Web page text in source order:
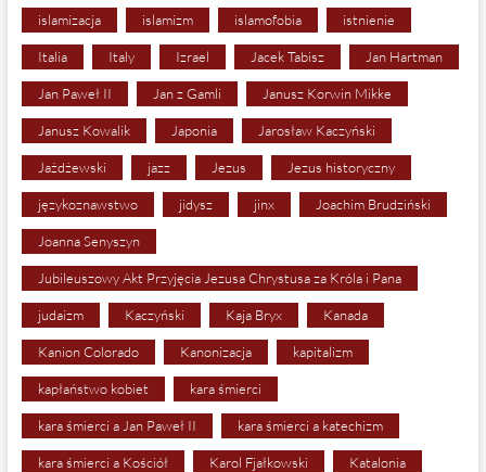
islamizacja islamizm islamofobia istnienie
Italia Italy Izrael Jacek Tabisz Jan Hartman
Jan Paweł II Jan z Gamli Janusz Korwin Mikke
Janusz Kowalik Japonia Jarosław Kaczyński
Jażdżewski jazz Jezus Jezus historyczny
językoznawstwo jidysz jinx Joachim Brudziński
Joanna Senyszyn
Jubileuszowy Akt Przyjęcia Jezusa Chrystusa za Króla i Pana
judaizm Kaczyński Kaja Bryx Kanada
Kanion Colorado Kanonizacja kapitalizm
kapłaństwo kobiet kara śmierci
kara śmierci a Jan Paweł II kara śmierci a katechizm
kara śmierci a Kościół Karol Fjałkowski Katalonia